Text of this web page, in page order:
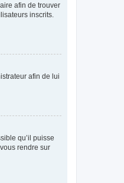
afin de trouver
inscrits.
afin de lui
qu’il puisse
rendre sur